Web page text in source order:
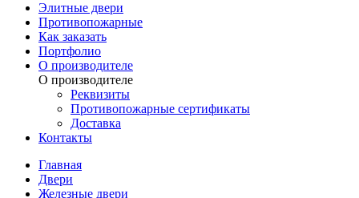
Элитные двери
Противопожарные
Как заказать
Портфолио
О производителе
О производителе
Реквизиты
Противопожарные сертификаты
Доставка
Контакты
Главная
Двери
Железные двери